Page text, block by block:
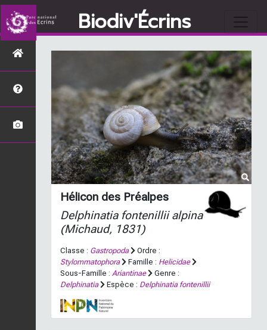
Biodiv'Écrins
Hélicon des Préalpes
Delphinatia fontenillii alpina
(Michaud, 1831)
Classe : Gastropoda
Ordre :
Stylommatophora
Famille : Helicidae
Sous-Famille : Ariantinae
Genre :
Delphinatia
Espèce : Delphinatia fontenillii